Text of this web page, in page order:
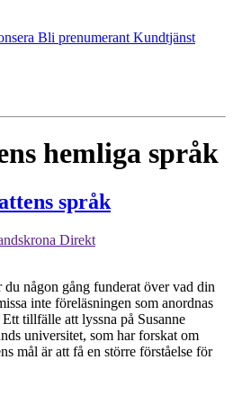
Bli prenumerant Kundtjänst
hemliga språk
språk
Direkt
någon gång funderat över vad din
inte föreläsningen som anordnas
tillfälle att lyssna på Susanne
universitet, som har forskat om
mål är att få en större förståelse för